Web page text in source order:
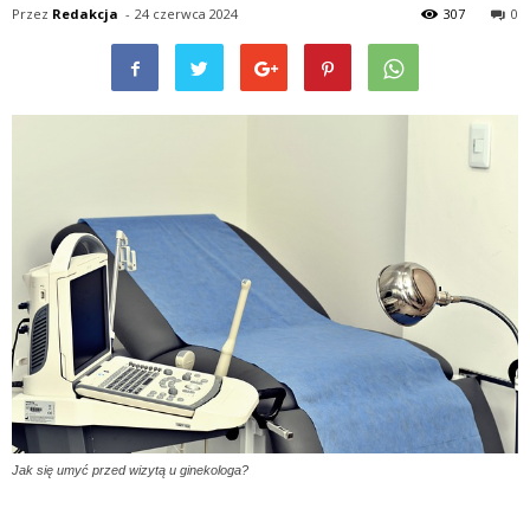
Przez Redakcja - 24 czerwca 2024 0
307
Jak się umyć przed wizytą u ginekologa?